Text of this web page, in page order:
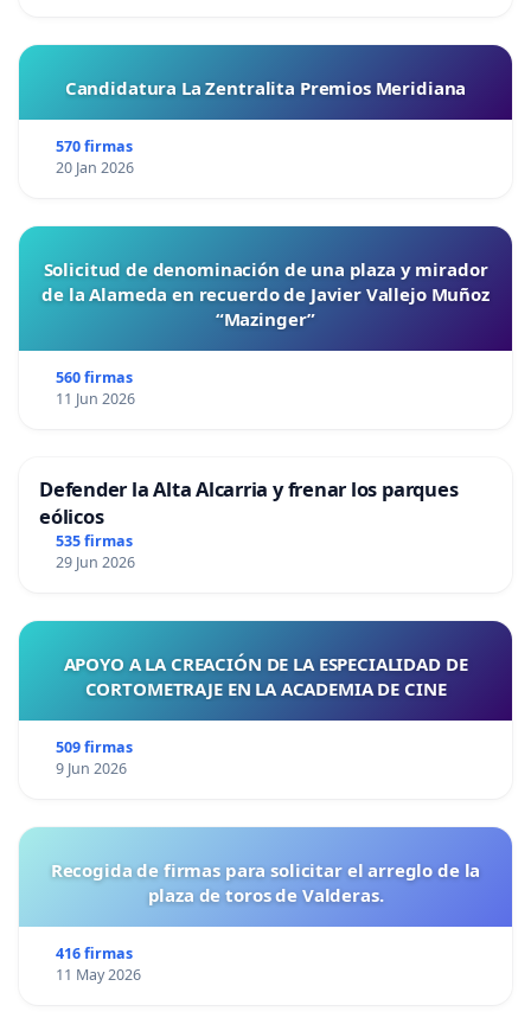
Candidatura La Zentralita Premios Meridiana
570 firmas
20 Jan 2026
Solicitud de denominación de una plaza y mirador
de la Alameda en recuerdo de Javier Vallejo Muñoz
“Mazinger”
560 firmas
11 Jun 2026
Defender la Alta Alcarria y frenar los parques
eólicos
535 firmas
29 Jun 2026
APOYO A LA CREACIÓN DE LA ESPECIALIDAD DE
CORTOMETRAJE EN LA ACADEMIA DE CINE
509 firmas
9 Jun 2026
Recogida de firmas para solicitar el arreglo de la
plaza de toros de Valderas.
416 firmas
11 May 2026